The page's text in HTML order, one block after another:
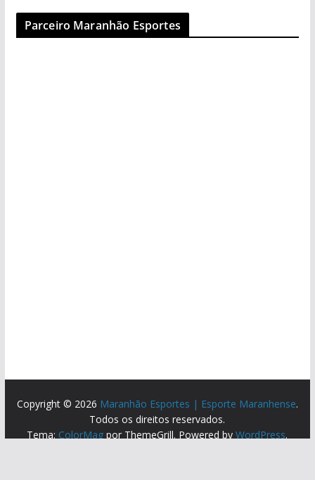
Parceiro Maranhão Esportes
Copyright © 2026 Maranhão Esportes | Esporte Maranhense.
Todos os direitos reservados.
Tema: ColorMag por ThemeGrill. Powered byWordPress.